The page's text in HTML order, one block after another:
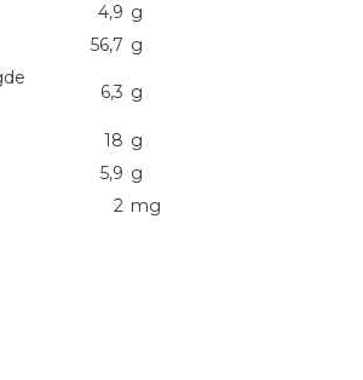
4,9 g
56,7 g
6,3 g
18 g
5,9 g
2 mg